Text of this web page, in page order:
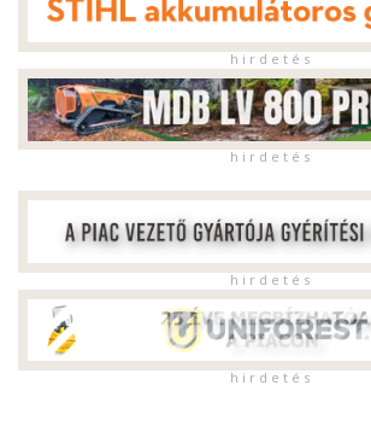
h i r d e t é s
h i r d e t é s
h i r d e t é s
h i r d e t é s